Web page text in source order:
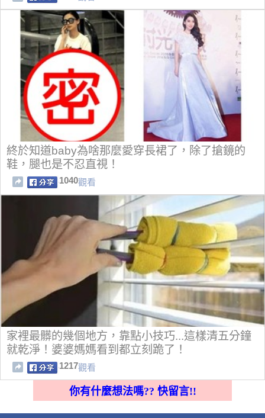
終於知道baby為啥那麼愛穿長裙了，除了搶鏡的
鞋，腿也是不忍直視！
1040觀看
家裡最髒的幾個地方，靠點小技巧...這樣清五分鐘
就乾淨！婆婆媽媽看到都立刻跪了！
1217觀看
你有什麼想法嗎?? 快留言!!